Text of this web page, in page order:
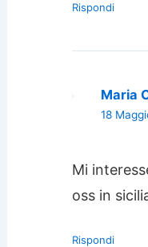
Rispondi
Maria
18
Mi
oss in
Rispondi